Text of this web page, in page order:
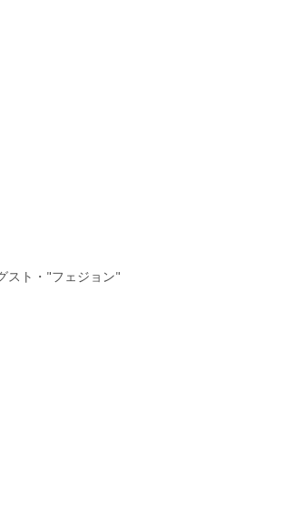
スト・"フェジョン"